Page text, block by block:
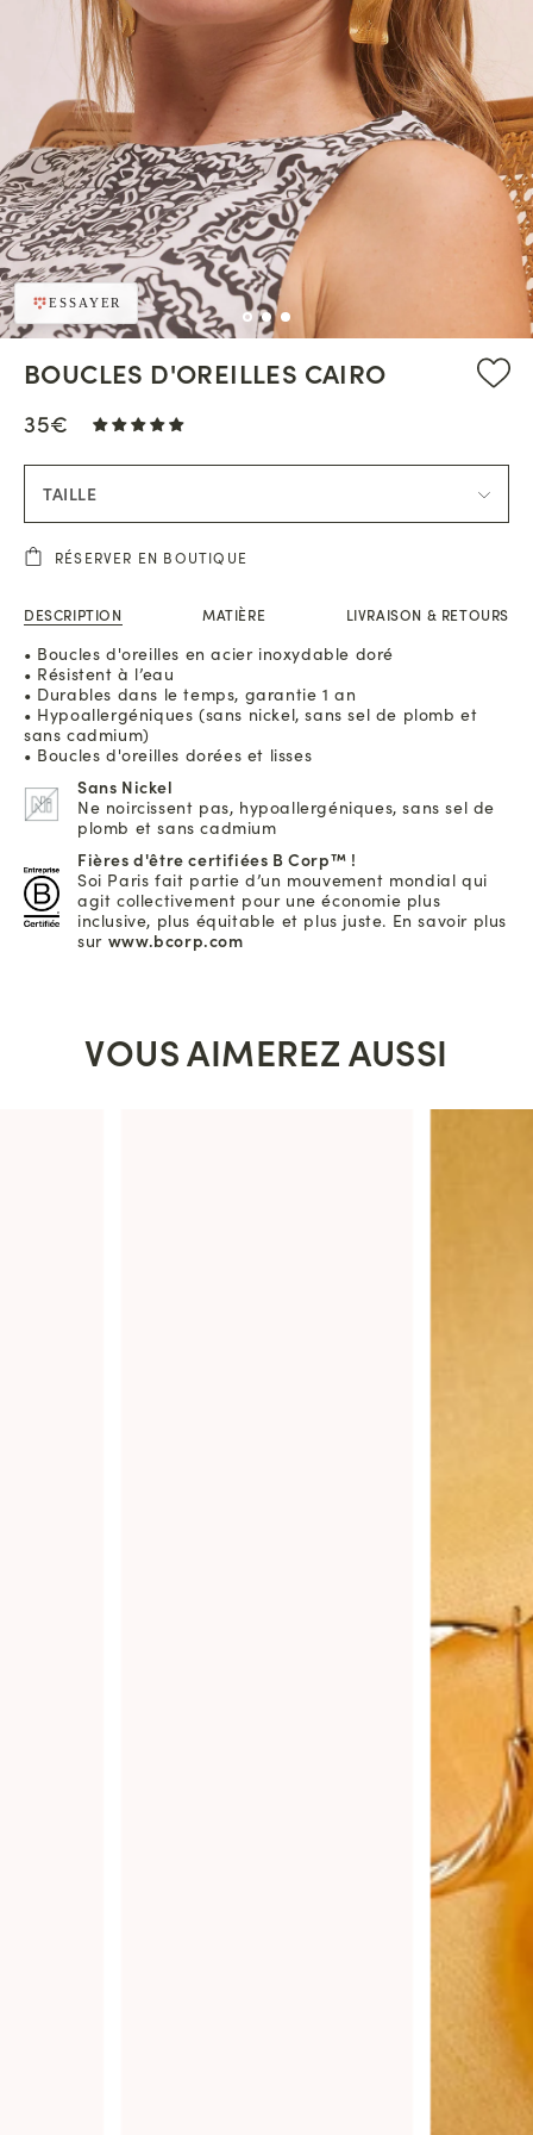
ESSAYER
BOUCLES D'OREILLES CAIRO
35€
TAILLE
RÉSERVER EN BOUTIQUE
DESCRIPTION MATIÈRE LIVRAISON & RETOURS
• Boucles d'oreilles en acier inoxydable doré
• Résistent à l’eau
• Durables dans le temps, garantie 1 an
• Hypoallergéniques (sans nickel, sans sel de plomb et
sans cadmium)
• Boucles d'oreilles dorées et lisses
Sans Nickel
Ne noircissent pas, hypoallergéniques, sans sel de
plomb et sans cadmium
Fières d'être certifiées B Corp™ !
Soi Paris fait partie d’un mouvement mondial qui
agit collectivement pour une économie plus
inclusive, plus équitable et plus juste. En savoir plus
sur www.bcorp.com
VOUS AIMEREZ AUSSI